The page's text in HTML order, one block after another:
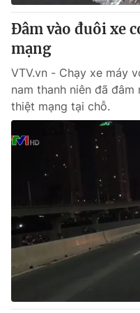
Đâm vào đuôi xe
mạng
VTV.vn - Chạy xe máy
nam thanh niên đã
thiệt mạng tại chỗ.